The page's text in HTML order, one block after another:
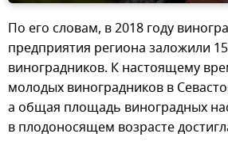
По его словам, в 2018 году
предприятия региона заложили
виноградников. К настоящему
молодых виноградников в
а общая площадь виноградных
в плодоносящем возрасте